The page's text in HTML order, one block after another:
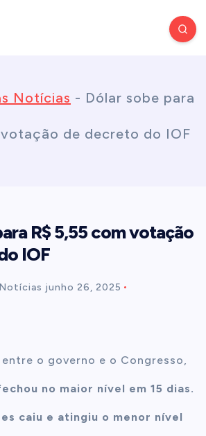
Notícias - Dólar sobe para
de decreto do IOF
R$ 5,55 com votação
IOF
junho 26, 2025
o governo e o Congresso,
no maior nível em 15 dias.
caiu e atingiu o menor nível